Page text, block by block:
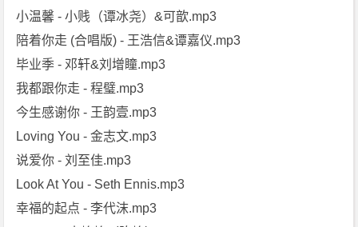
小温馨 - 小贱（谭冰尧）&可歆.mp3
陪着你走 (合唱版) - 王浩信&谭嘉仪.mp3
毕业季 - 邓轩&刘增瞳.mp3
我都跟你走 - 程璧.mp3
今生感谢你 - 王韵壹.mp3
Loving You - 金志文.mp3
说爱你 - 刘至佳.mp3
Look At You - Seth Ennis.mp3
幸福的起点 - 李代沫.mp3